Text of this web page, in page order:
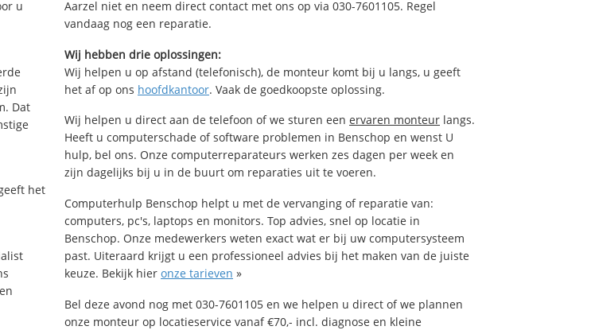
u
Dat
het
Aarzel niet en neem direct contact met ons op via 030-7601105. Regel
vandaag nog een reparatie.
Wij hebben drie oplossingen:
Wij helpen u op afstand (telefonisch), de monteur komt bij u langs, u geeft
het af op ons hoofdkantoor. Vaak de goedkoopste oplossing.
Wij helpen u direct aan de telefoon of we sturen een ervaren monteur langs.
Heeft u computerschade of software problemen in Benschop en wenst U
hulp, bel ons. Onze computerreparateurs werken zes dagen per week en
zijn dagelijks bij u in de buurt om reparaties uit te voeren.
Computerhulp Benschop helpt u met de vervanging of reparatie van:
computers, pc's, laptops en monitors. Top advies, snel op locatie in
Benschop. Onze medewerkers weten exact wat er bij uw computersysteem
past. Uiteraard krijgt u een professioneel advies bij het maken van de juiste
keuze. Bekijk hier onze tarieven »
Bel deze avond nog met 030-7601105 en we helpen u direct of we plannen
onze monteur op locatieservice vanaf €70,- incl. diagnose en kleine